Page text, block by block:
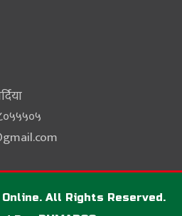
All Rights Reserved.